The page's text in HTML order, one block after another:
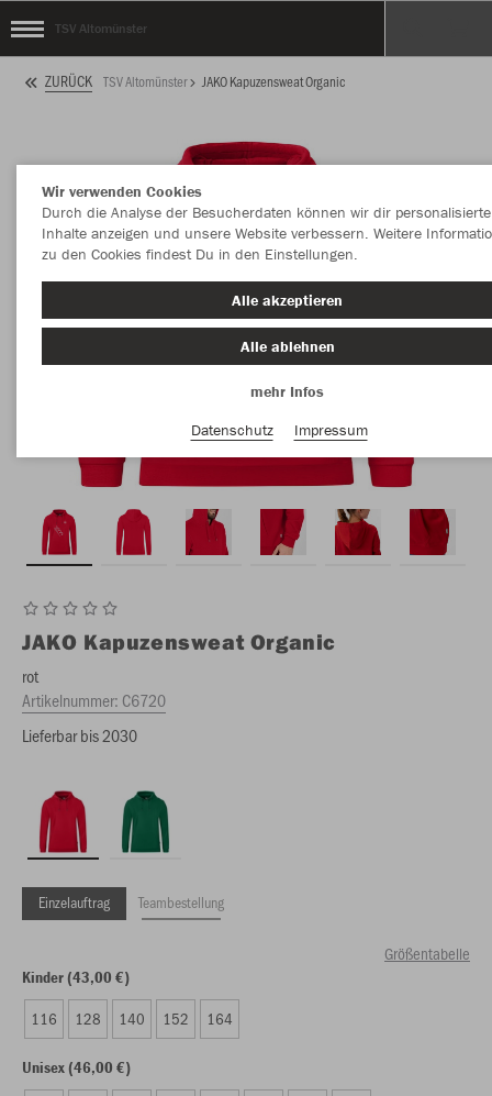
TSV Altomünster
ZURÜCK TSV Altomünster JAKO Kapuzensweat Organic
JAKO Kapuzensweat Organic
rot
Artikelnummer: C6720
Lieferbar bis 2030
Einzelauftrag Teambestellung
Größentabelle
Kinder (43,00 €)
116 128 140 152 164
Unisex (46,00 €)
Wir verwenden Cookies
Durch die Analyse der Besucherdaten können wir dir personalisierte
Inhalte anzeigen und unsere Website verbessern. Weitere
zu den Cookies findest Du in den Einstellungen.
Alle akzeptieren
Alle ablehnen
mehr Infos
Datenschutz
Impressum